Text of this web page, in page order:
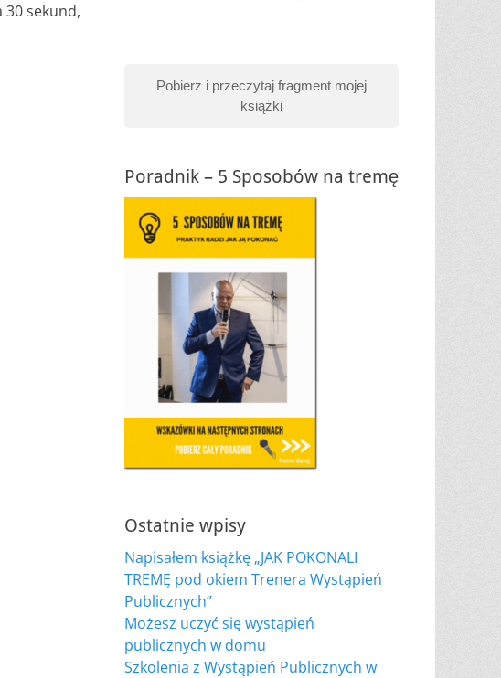
sekund,
Pobierz i przeczytaj fragment mojej
książki
Poradnik – 5 Sposobów na tremę
Ostatnie wpisy
Napisałem książkę „JAK POKONALI
TREMĘ pod okiem Trenera Wystąpień
Publicznych”
Możesz uczyć się wystąpień
publicznych w domu
Szkolenia z Wystąpień Publicznych w